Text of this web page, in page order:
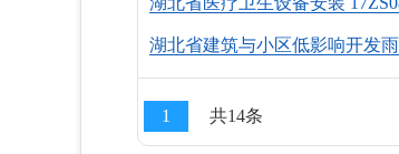
湖北省建筑与小区低影响开发
1 共14条